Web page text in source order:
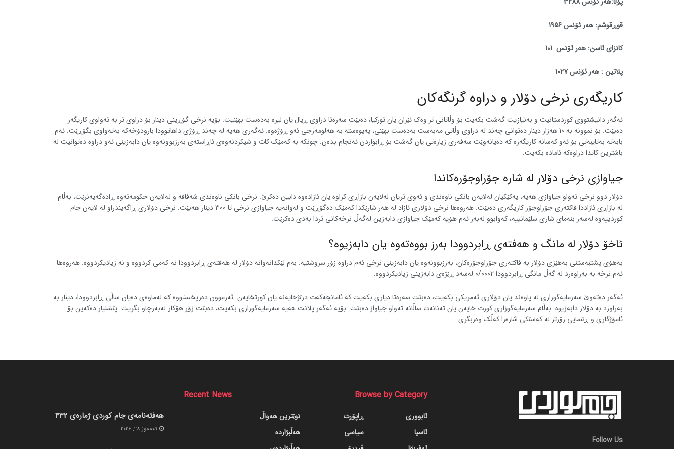
قوڕقوشم: هەر ئۆنس 1956
کانزای ئاسن: هەر ئۆنس 101
پلاتین : هەر ئۆنس 1027
کاریگەری نرخی دۆلار و دراوە گرنگەکان
ئەگەر دانیشتووی کوردستانیت و بەنیازیت گەشت بکەیت بۆ وڵاتانی تر وەک ئێران یان تورکیا، دەبێت سەرەتا دراوی ڕیال یان لیرە بەدەست بهێنیت. بۆیه نرخی گۆڕینی دینار بۆ دراوی تر به تەواوی کاریگەر
دەبێت. بۆ نموونە بە 10 هەزار دینار دەتوانی چەند لە دراوی وڵاتی مەبەست بەدەست بهێنی، پەیوەستە بە هەلومەرجی ئەو ڕۆژەوە. ئەگەری هەیە لە چەند ڕۆژی داهاتوودا بارودۆخەکە بەتەواوی بگۆڕێت. ئەم
بابەتە بەتایبەتی بۆ ئەو کەسانە کاریگەرە کە دەیانەوێت سەفەری زیارەتی یان گەشت بۆ ڕابواردن ئەنجام بدەن. چونکە بە کەمێک کات و شیکردنەوەی ئاڕاستەی بەرزبوونەوە یان دابەزینی ئەو دراوە دەتوانیت لە
باشترین کاتدا دراوەکە ئامادە بکەیت.
جیاوازی نرخی دۆلار لە شارە جۆراوجۆرەکاندا
دۆلار دوو نرخی تەواو جیاوازی هەیە، یەکێکیان لەلایەن بانکی ناوەندی و ئەوی تریان لەلایەن بازاڕی کراوە یان ئازادەوە دابین دەکرێ. نرخی بانکی ناوەندی شەفافە و لەلایەن حکومەتەوە ڕادەگەیەنرێت، بەڵام
لە بازاڕی ئازاددا فاکتەری جۆراوجۆر کاریگەری دەبێت. هەروەها نرخی دۆلاری ئازاد له هەر شارێکدا کەمێک دەگۆڕێت و لەوانەیە جیاوازی نرخی تا 300 دینار هەبێت. نرخی دۆلاری ڕاگەیندراو لە لایەن جام
کوردییەوە لەسەر بنەمای شاری سلێمانییە، کەوابوو لەبەر ئەم هۆیە کەمێک جیاوازی دابەزین لەگەڵ نرخەکانی تردا بەدی دەکرێت.
ئاخۆ دۆلار لە مانگ و هەفتەی ڕابردوودا بەرز بووەتەوە یان دابەزیوە؟
بەهۆی پشتبەستنی بەهێزی دۆلار بە فاکتەری جۆراوجۆرەکان، بەرزبوونەوە یان دابەزینی نرخی ئەم دراوە زۆر سروشتیە. بەم لێکدانەوانە دۆلار لە هەفتەی ڕابردوودا نه کەمی کردووە و نه زیادیکردووە. هەروەها
ئەم نرخه بە بەراوەرد له گەڵ مانگی ڕابردوودا ۰/۰۰۰۲ لەسەد ڕێژەی دابەزینی زیادیکردووە.
ئەگەر دەتەوێ سەرمایەگوزاری لە پاوەند یان دۆلاری ئەمریکی بکەیت، دەبێت سەرەتا دیاری بکەیت کە ئامانجەکەت درێژخایەنە یان کورتخایەن. ئەزموون دەریخستووە کە لەماوەی دەیان ساڵی ڕابردوودا، دینار بە
بەراورد بە دۆلار دابەزیوە. بەڵام سەرمایەگوزاری کورت خایەن یان تەنانەت ساڵانە تەواو جیاواز دەبێت. بۆیە ئەگەر پلانت هەیە سەرمایەگوزاری بکەیت، دەبێت زۆر هۆکار لەبەرچاو بگریت. پێشنیار دەکەین بۆ
ئامۆژگاری و ڕێنمایی زۆرتر لە کەسێکی شارەزا کەڵک وەربگری.
Follow Us
Browse by Category
ئابووری
ئاسیا
ڕاپۆرت
سیاسی
نوێترین هەواڵ
هەڵبژاردە
Recent News
هەفتەنامەی جام کوردی ژمارەی 432
ته‌مموز 28, 2026